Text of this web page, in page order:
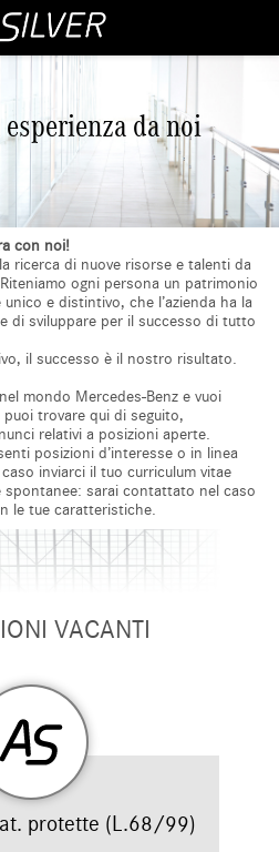
da noi
con noi!
ricerca di nuove risorse e talenti da
ogni persona un patrimonio
e distintivo, che l’azienda ha la
di sviluppare per il successo di tutto
il successo è il nostro risultato.
mondo Mercedes-Benz e vuoi
trovare qui di seguito,
relativi a posizioni aperte.
posizioni d’interesse o in linea
inviarci il tuo curriculum vitae
spontanee: sarai contattato nel caso
le tue caratteristiche.
VACANTI
protette (L.68/99)